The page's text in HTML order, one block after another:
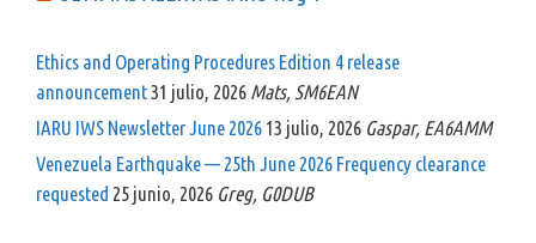
Ethics and Operating Procedures Edition 4 release
announcement31 julio, 2026 Mats, SM6EAN
IARU IWS Newsletter June 2026 13 julio, 2026 Gaspar, EA6AMM
Venezuela Earthquake — 25th June 2026 Frequency clearance
requested 25 junio, 2026 Greg, G0DUB